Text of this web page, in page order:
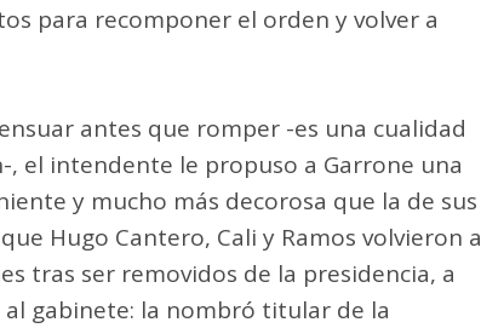
para recomponer el orden y volver a
antes que romper -es una cualidad
el intendente le propuso a Garrone una
y mucho más decorosa que la de sus
Hugo Cantero, Cali y Ramos volvieron a
tras ser removidos de la presidencia, a
gabinete: la nombró titular de la